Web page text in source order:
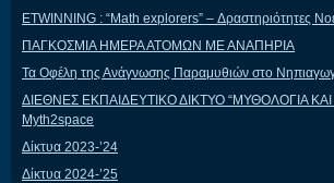
ETWINNING : “Math explorers” – Δραστηριότητες
ΠΑΓΚΟΣΜΙΑ ΗΜΕΡΑ ΑΤΟΜΩΝ ΜΕ ΑΝΑΠΗΡΙΑ
Τα Οφέλη της Ανάγνωσης Παραμυθιών στο
ΔΙΕΘΝΕΣ ΕΚΠΑΙΔΕΥΤΙΚΟ ΔΙΚΤΥΟ “ΜΥΘΟΛΟΓΙΑ
Myth2space
Δίκτυα 2023-’24
Δίκτυα 2024-’25